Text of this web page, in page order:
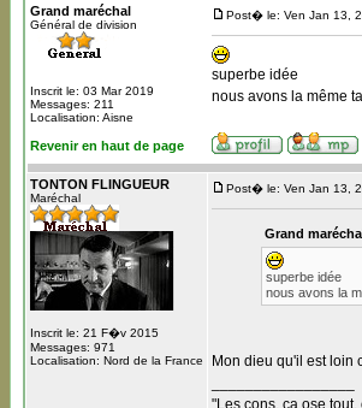
Grand maréchal
Général de division
Inscrit le: 03 Mar 2019
Messages: 211
Localisation: Aisne
Post� le: Ven Jan 13,
superbe idée
nous avons la même
Revenir en haut de page
TONTON FLINGUEUR
Maréchal
Inscrit le: 21 F�v 2015
Messages: 971
Localisation: Nord de la France
Post� le: Ven Jan 13,
Grand
superbe idée
nous avons la
Mon dieu qu'il est loin
"Les cons, ça ose